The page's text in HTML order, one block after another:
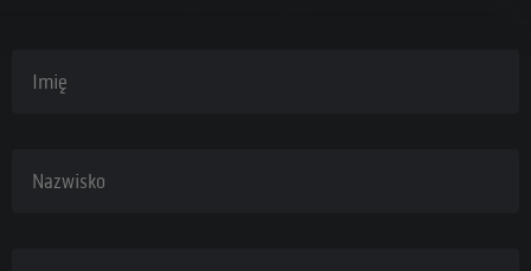
Nazwisko